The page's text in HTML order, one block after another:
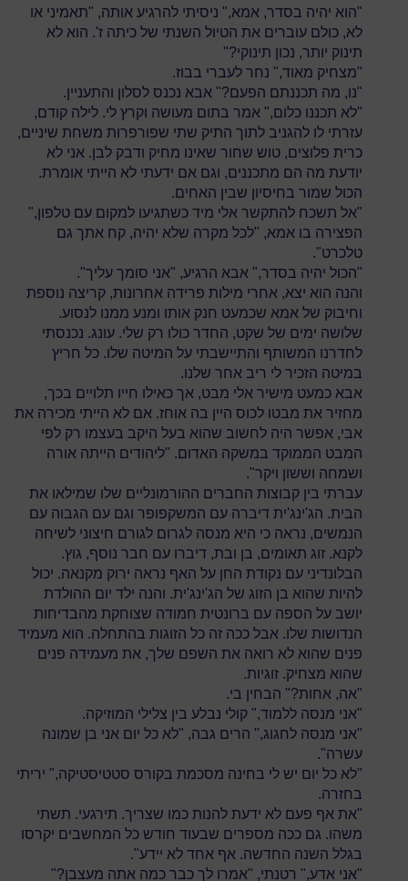
"הוא יהיה בסדר, אמא," ניסיתי להרגיע אותה, "תאמיני או
לא, כולם עוברים את הטיול השנתי של כיתה ז'. הוא לא
תינוק יותר, נכון תינוקי?"
"מצחיק מאוד," נחר לעברי בבוז.
"נו, מה תכננתם הפעם?" אבא נכנס לסלון והתעניין.
"לא תכננו כלום," אמר בתום מעושה וקרץ לי. לילה קודם,
עזרתי לו להגניב לתוך התיק שתי שפורפרות משחת שיניים,
כרית פלוצים, טוש שחור שאינו מחיק ודבק לבן. אני לא
יודעת מה הם מתכננים, וגם אם ידעתי לא הייתי אומרת.
הכול שמור בחיסיון שבין האחים.
"אל תשכח להתקשר אלי מיד כשתגיעו למקום עם טלפון,"
הפצירה בו אמא, "לכל מקרה שלא יהיה, קח אתך גם
טלכרט".
"הכול יהיה בסדר," אבא הרגיע, "אני סומך עליך".
והנה הוא יצא, אחרי מילות פרידה אחרונות, קריצה נוספת
וחיבוק של אמא שכמעט חנק אותו ומנע ממנו לנסוע.
שלושה ימים של שקט, החדר כולו רק שלי. עונג. נכנסתי
לחדרנו המשותף והתיישבתי על המיטה שלו. כל חריץ
במיטה הזכיר לי ריב אחר שלנו.
אבא כמעט מישיר אלי מבט, אך כאילו חייו תלויים בכך,
מחזיר את מבטו לכוס היין בה אוחז. אם לא הייתי מכירה את
אבי, אפשר היה לחשוב שהוא בעל היקב בעצמו רק לפי
המבט הממוקד במשקה האדום. "ליהודים הייתה אורה
ושמחה וששון ויקר".
עברתי בין קבוצות החברים ההורמונליים שלו שמילאו את
הבית. הג'ינג'ית דיברה עם המשקפופר וגם עם הגבוה עם
הנמשים, נראה כי היא מנסה לגרום לגורם חיצוני לשיחה
לקנא. זוג תאומים, בן ובת, דיברו עם חבר נוסף, גוץ.
הבלונדיני עם נקודת החן על האף נראה ירוק מקנאה. יכול
להיות שהוא בן הזוג של הג'ינג'ית. והנה ילד יום ההולדת
יושב על הספה עם ברונטית חמודה שצוחקת מהבדיחות
הנדושות שלו. אבל ככה זה כל הזוגות בהתחלה. הוא מעמיד
פנים שהוא לא רואה את השפם שלך, את מעמידה פנים
שהוא מצחיק. זוגיות.
"אה, אחות?" הבחין בי.
"אני מנסה ללמוד," קולי נבלע בין צלילי המוזיקה.
"אני מנסה לחגוג," הרים גבה, "לא כל יום אני בן שמונה
עשרה".
"לא כל יום יש לי בחינה מסכמת בקורס סטטיסטיקה," יריתי
בחזרה.
"את אף פעם לא ידעת להנות כמו שצריך. תירגעי. תשתי
משהו. גם ככה מספרים שבעוד חודש כל המחשבים יקרסו
בגלל השנה החדשה. אף אחד לא יידע".
"אני אדע," רטנתי, "אמרו לך כבר כמה אתה מעצבן?"